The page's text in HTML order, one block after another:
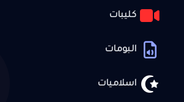
كليبات
البومات
اسلاميات